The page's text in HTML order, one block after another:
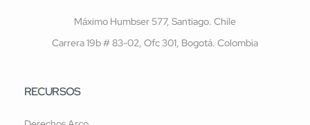
Máximo Humbser 577, Santiago. Chile
Carrera 19b # 83-02, Ofc 301, Bogotá. Colombia
RECURSOS